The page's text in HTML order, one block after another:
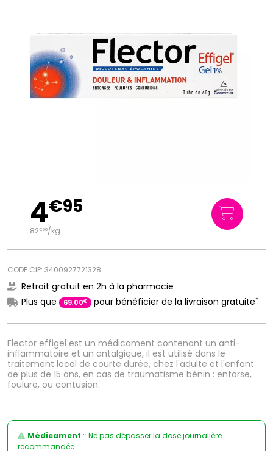
Flector effigel est un médicament contenant un anti-
inflammatoire et un antalgique, il est utilisé dans le
traitement local de courte durée, chez l'adulte et l'enfant
de plus de 15 ans, en cas de traumatisme bénin : entorse,
foulure, ou contusion.
4€95
82€50/kg
CODE CIP: 3400927721328
Retrait gratuit en 2h à la pharmacie
Plus que
69,00€ pour bénéficier de la livraison gratuite*
Médicament : Ne pas dépasser la dose journalière
recommandée